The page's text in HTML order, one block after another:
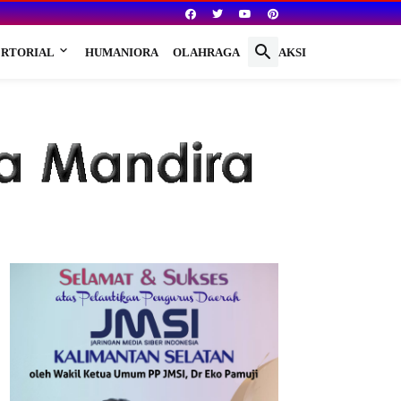
HUMANIORA OLAHRAGA REDAKSI